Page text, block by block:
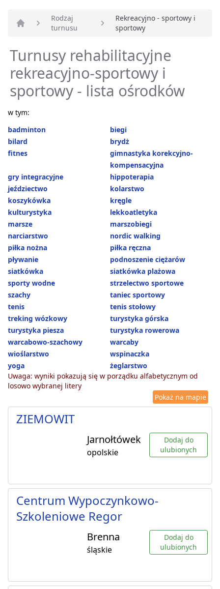
Strona główna
Rodzaj
turnusu
Rekreacyjno - sportowy i
sportowy
Turnusy rehabilitacyjne
rekreacyjno-sportowy i
sportowy - lista ośrodków
w tym:
badminton
biegi
bilard
brydż
fitnes
gimnastyka korekcyjno-
kompensacyjna
gry integracyjne
hippoterapia
jeździectwo
kolarstwo
koszykówka
kręgle
kulturystyka
lekkoatletyka
marsze
marszobiegi
narciarstwo
nordic walking
piłka nożna
piłka ręczna
pływanie
podnoszenie ciężarów
siatkówka
siatkówka plażowa
sporty wodne
strzelectwo sportowe
szachy
taniec sportowy
tenis
tenis stołowy
treking wózkowy
turystyka górska
turystyka piesza
turystyka rowerowa
warcabowo-szachowy
warcaby
wioślarstwo
wspinaczka
yoga
żeglarstwo
Uwaga: wyniki pokazują się w porządku alfabetycznym od
losowo wybranej litery
Pokaż na mapie
ZIEMOWIT
Jarnołtówek
opolskie
Dodaj do
ulubionych
Centrum Wypoczynkowo-
Szkoleniowe Regor
Brenna
śląskie
Dodaj do
ulubionych